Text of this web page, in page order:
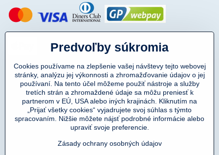
Copyright © 2011-2025
DENIMAR TAILORING s.r.o.
prevádzkovateľ eshopu SmartMen.sk
Predvoľby súkromia
Cookies používame na zlepšenie vašej návštevy tejto webovej
stránky, analýzu jej výkonnosti a zhromažďovanie údajov o jej
používaní. Na tento účel môžeme použiť nástroje a služby
tretích strán a zhromaždené údaje sa môžu preniesť k
partnerom v EÚ, USA alebo iných krajinách. Kliknutím na
„Prijať všetky cookies“ vyjadrujete svoj súhlas s týmto
spracovaním. Nižšie môžete nájsť podrobné informácie alebo
upraviť svoje preferencie.
Zásady ochrany osobných údajov